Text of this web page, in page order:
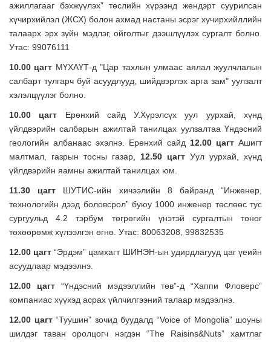
ажиллагааг бэхжүүлэх” төслийн хүрээнд жендэрт суурилсан
хүчирхийлэл (ЖСХ) болон ахмад настаны эсрэг хүчирхийллийн
талаарх эрх зүйн мэдлэг, ойголтыг дээшлүүлэх сургалт болно.
Утас: 99076111
10.00 цагт МҮХАҮТ-д "Цар тахлын улмаас аялал жуулчлалын
салбарт тулгарч буй асуудлууд, шийдвэрлэх арга зам" уулзалт
хэлэлцүүлэг болно.
10.00 цагт Ерөнхий сайд У.Хүрэлсүх уул уурхай, хүнд
үйлдвэрийн салбарын ажилтай танилцах уулзалтаа Үндэсний
геологийн албанаас эхэлнэ. Ерөнхий сайд 12.00 цагт Ашигт
малтмал, газрын тосны газар, 12.50 цагт Уул уурхай, хүнд
үйлдвэрийн яамны ажилтай танилцах юм.
11.30 цагт ШУТИС-ийн хичээлийн 8 байранд “Инженер,
технологийн дээд боловсрол” буюу 1000 инженер төслөөс тус
сургуульд 4.2 тэрбум төгрөгийн үнэтэй сургалтын тоног
төхөөрөмж хүлээлгэн өгнө. Утас: 80063208, 99832535
12.00 цагт“Эрдэм” цамхагт ШИНЭН-ын удирдлагууд цаг үеийн
асуудлаар мэдээлнэ.
12.00 цагт“Үндэсний мэдээллийн төв”-д “Хаппи Фловерс”
компаниас хүүхэд асрах үйлчилгээний талаар мэдээлнэ.
12.00 цагт “Туушин” зочид буудалд “Voice of Mongolia” шоуны
шилдэг таван оролцогч нэгдэн “The Raisins&Nuts” хамтлаг